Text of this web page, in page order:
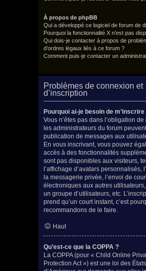
À propos de phpBB
Qui a développé ce logiciel de forum de
Pourquoi la fonctionnalité X n’est pas
Qui dois-je contacter à propos de
d’ordres légaux liés à ce forum ?
Comment puis-je contacter un
Problèmes de connexion et
d’inscription
Pourquoi ai-je besoin de m’inscrire
Vous n’êtes pas dans l’obligation
les administrateurs du forum
publication de messages aux
En vous inscrivant, vous pouvez
accès à des fonctionnalités
sont pas disponibles aux visiteurs,
l’affichage d’avatars personnalisés,
la messagerie privée, l’envoi de
électroniques aux autres
un groupe d’utilisateurs, etc.
prend qu’un court instant, c’est
recommandons de le faire.
Haut
Qu’est-ce que la COPPA ?
La COPPA (pour « Child Online
Protection Act ») est une loi des